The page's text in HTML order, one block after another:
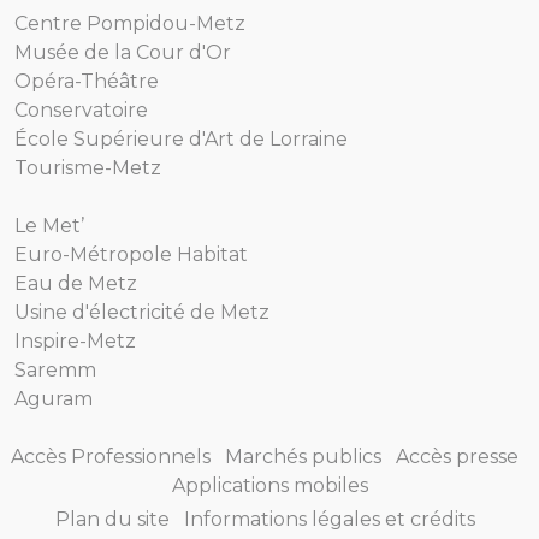
Centre Pompidou-Metz
Musée de la Cour d'Or
Opéra-Théâtre
Conservatoire
École Supérieure d'Art de Lorraine
Tourisme-Metz
Le Met’
Euro-Métropole Habitat
Eau de Metz
Usine d'électricité de Metz
Inspire-Metz
Saremm
Aguram
Accès Professionnels Marchés publics
Accès presse
Applications mobiles
Plan du site
Informations légales et crédits